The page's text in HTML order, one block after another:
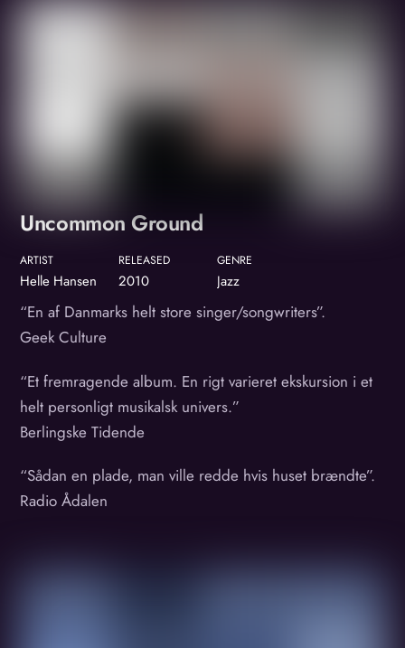
Album
Uncommon Ground
ARTIST
Helle Hansen
RELEASED
2010
GENRE
Jazz
“En af Danmarks helt store singer/songwriters”.
Geek Culture
“Et fremragende album. En rigt varieret ekskursion i et
helt personligt musikalsk univers.”
Berlingske Tidende
“Sådan en plade, man ville redde hvis huset brændte”.
Radio Ådalen